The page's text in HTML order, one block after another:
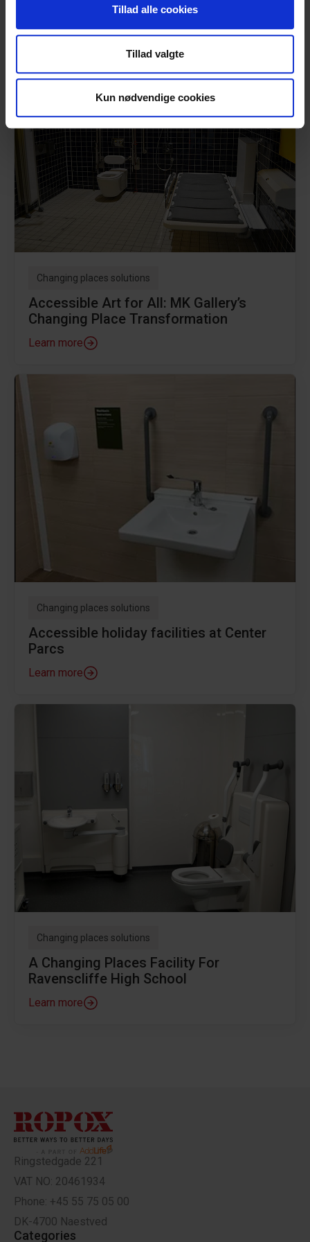
Vi bruger cookies til at tilpasse vores indhold og
at analysere vores trafik. Vi deler også oplysninger om
din brug af vores hjemmeside med vores partnere inden
for sociale medier, annonceringspartnere og
data med andre oplysninger, du har givet dem, eller som
de har indsamlet fra din brug af deres tjenester.
Tillad alle cookies
Tillad valgte
Kun nødvendige cookies
Changing places solutions
Accessible Art for All: MK Gallery’s
Changing Place Transformation
Learn more
Changing places solutions
Accessible holiday facilities at Center
Parcs
Learn more
Changing places solutions
A Changing Places Facility For
Ravenscliffe High School
Learn more
Ringstedgade 221
VAT NO: 20461934
Phone: +45 55 75 05 00
DK-4700 Naestved
Categories